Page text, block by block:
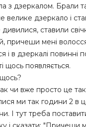
з дзеркалом. Брали
велике дзеркало і
ставили
причеши мені
і в дзеркалі повинні
щось появляється.
чи вже просто це
ми так години 2 в
І тут треба